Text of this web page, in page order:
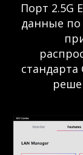
Порт 2.5G
данные по